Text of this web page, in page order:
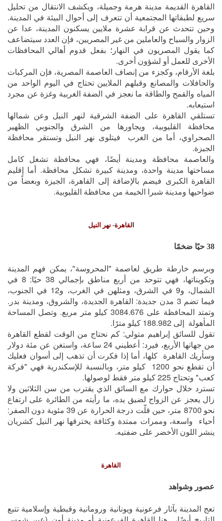
القاهرة القديمة مدينة هرمة وجميلة، ويكشف الانتقال من تحليل
سريع لطبقاتها المجتمعية أن تتعرف إلى أحوال البيئة في المدينة.
وحين تتحدث عن قرابة عشرة ملايين يسكنون المدينة، عدا عن
الزوار والسياح والعاملين من غير المصريين، فإن العدد سيتضاعف
كما يقول المصريون في النهار؛ بفعل قدوم أهالي المحافظات
الأخرى للعمل أو لشؤون أخرى.
بلغة الأرقام، وكجزء من إنصاف العاصمة المصرية، فإن المركبات
والحافلات والمصانع وقبلهم الملايين تحتاج في اليوم الواحد من
المياه والقمح والطاقة ما نعجز في الضفة الغربية وغزة عن مجرد
استيعابه.
تستلقي القاهرة على الضفة الشرقية لنهر النيل وعن شمالها
محافظة القليوبية، ويجاورها من الشرق والجنوبي الظهير
الصحراوي، أما من الغرب فيتلوى نهر النيل وتستقر محافظة
الجيزة.
والعاصمة محافظة ومدينة أيضًا، فهي محافظة تشغل كامل
مساحتها مدينة واحدة، ومدينة كبيرة تشكل محافظة. أما إقليم
القاهرة الكبرى فيضم بالإضافة إلى القاهرة، الجيزة وبعضاً من
ضواحيها ومدينة شبرا الخيمة من محافظة القليوبية.
القاهرة- نهر النيل
38 حيًا ضخمًا
وبرسم خارطة طريق لعاصمة "المحروسة"، يمكن فهم المدينة
وتكويناتها، فهي تتوحد من أربع مناطق بإجمالي 38 حيًا: 8 في
الشمال، و9 في الشرق، ومثلهن في الغرب، و12 في الجنوب،
فيما تضم 3 مدن جديدة: القاهرة الجديدة، والشروق، ومدينة بدر.
وتمتد المحافظة على 3084.676 كيلو متر مربع. وتصل المساحة
المأهولة إلى 188.982 كيلو مترًا.
تقول للسائق إبراهيم متولي: كم نحتاج من الوقت لقطع القاهرة
من جهاتها الأربع، فيرد: أعطيني 24 ساعة، واستغن عن مئة دولار
وسأريك القاهرة كلها، أما إذا فكرت أن تذهب إلى أسوان فعليك
أن تقطع نحو 1200 كيلو متر، وبالنسبة للإسكندرية فهي "فركة
كعب" وتحتاج 225 كيلو متر فقط لوصولها.
تسترد خلال حوارك مع السائق الذي يقترب من سن الثلاثين ولا
زال يعجز عن الزواج لضيق يده، ما رأيته من الطائرة على ارتفاع
نحو 8700 متر، حين قلّت درجة الحرارة عن 39 مئوية دون الصفر:
أحياء واسعة، وممرات ممتدة وكثافة يخترقها نهر النيل كشريان
ينشر اللون الأخضر على ضفتيه.
القاهرة
عصور وشواهد
تعج المدينة بآثار فرعونية ويونانية ورومانية وقبطية وإسلامية تتبع